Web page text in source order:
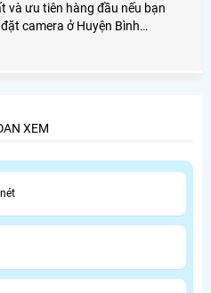
và ưu tiên hàng đầu nếu bạn
camera ở Huyện Bình
XEM